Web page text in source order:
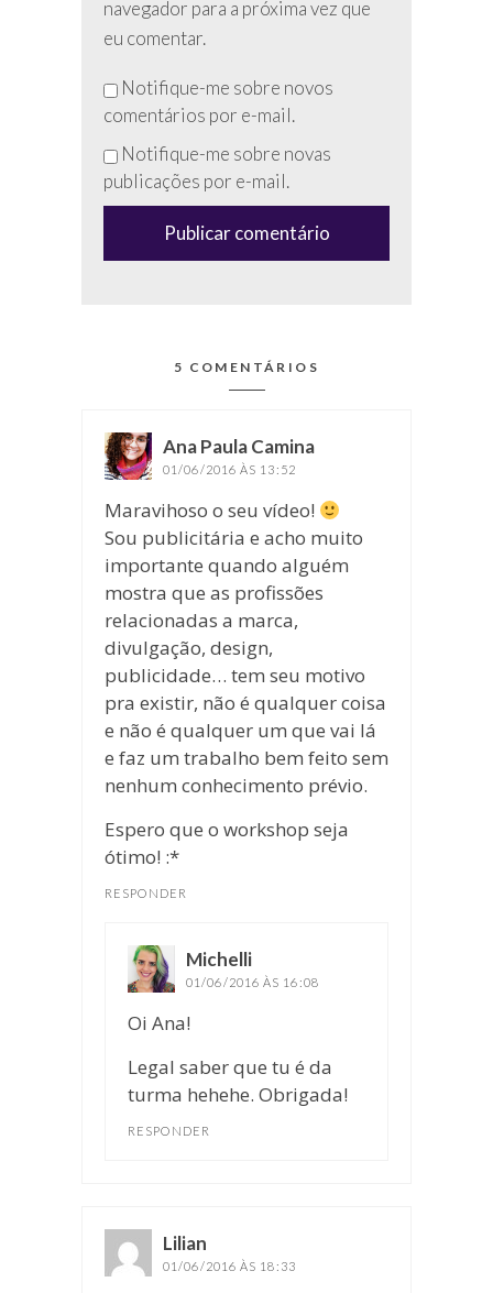
navegador para a próxima vez que
eu comentar.
Não
preencha
esse
campo
(anti-
Notifique-me sobre novos
comentários por e-mail.
Notifique-me sobre novas
publicações por e-mail.
5 COMENTÁRIOS
Ana Paula Camina
01/06/2016 ÀS 13:52
Maravihoso o seu vídeo!
Sou publicitária e acho muito
importante quando alguém
mostra que as profissões
relacionadas a marca,
divulgação, design,
publicidade… tem seu motivo
pra existir, não é qualquer coisa
e não é qualquer um que vai lá
e faz um trabalho bem feito sem
nenhum conhecimento prévio.
Espero que o workshop seja
ótimo! :*
RESPONDER
Michelli
01/06/2016 ÀS 16:08
Oi Ana!
Legal saber que tu é da
turma hehehe. Obrigada!
RESPONDER
Lilian
01/06/2016 ÀS 18:33